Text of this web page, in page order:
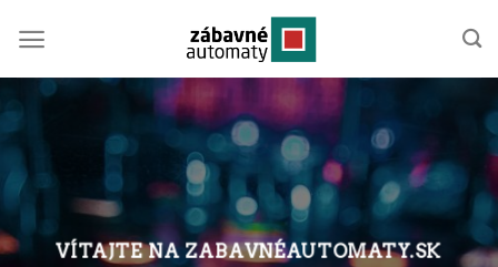
to
content
VÍTAJTE NA ZABAVNÉAUTOMATY.SK